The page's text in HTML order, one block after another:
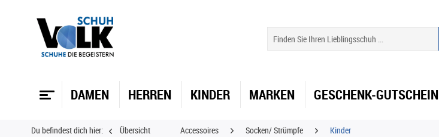
DAMEN HERREN KINDER MARKEN GESCHENK-GUTSCHEIN
Du befindest dich hier: Übersicht Accessoires Socken/ Strümpfe Kinder